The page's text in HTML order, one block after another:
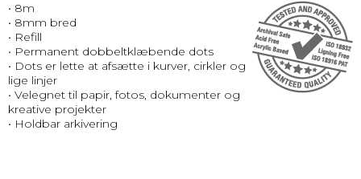
• 8m
• 8mm bred
• Refill
• Permanent dobbeltklæbende dots
• Dots er lette at afsætte i kurver, cirkler og
lige linjer
• Velegnet til papir, fotos, dokumenter og
kreative projekter
• Holdbar arkivering